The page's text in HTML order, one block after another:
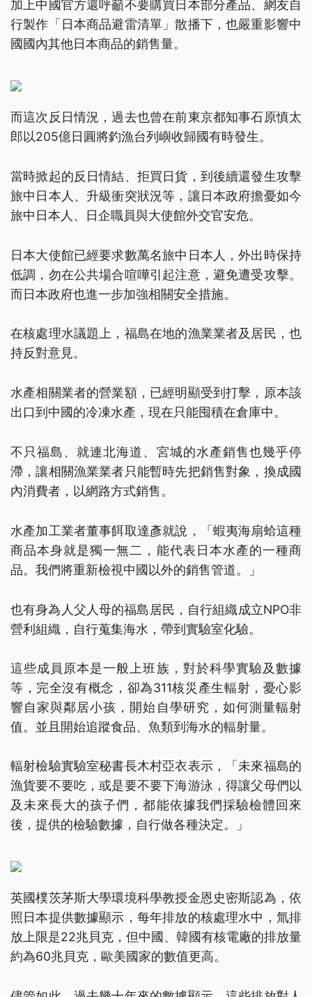
加上中國官方還呼籲不要購買日本部分產品、網友自
行製作「日本商品避雷清單」散播下，也嚴重影響中
國國內其他日本商品的銷售量。
而這次反日情況，過去也曾在前東京都知事石原慎太
郎以205億日圓將釣漁台列嶼收歸國有時發生。
當時掀起的反日情結、拒買日貨，到後續還發生攻擊
旅中日本人、升級衝突狀況等，讓日本政府擔憂如今
旅中日本人、日企職員與大使館外交官安危。
日本大使館已經要求數萬名旅中日本人，外出時保持
低調，勿在公共場合喧嘩引起注意，避免遭受攻擊。
而日本政府也進一步加強相關安全措施。
在核處理水議題上，福島在地的漁業業者及居民，也
持反對意見。
水產相關業者的營業額，已經明顯受到打擊，原本該
出口到中國的冷凍水產，現在只能囤積在倉庫中。
不只福島、就連北海道、宮城的水產銷售也幾乎停
滯，讓相關漁業業者只能暫時先把銷售對象，換成國
內消費者，以網路方式銷售。
水產加工業者董事餌取達彥就說，「蝦夷海扇蛤這種
商品本身就是獨一無二，能代表日本水產的一種商
品。我們將重新檢視中國以外的銷售管道。」
也有身為人父人母的福島居民，自行組織成立NPO非
營利組織，自行蒐集海水，帶到實驗室化驗。
這些成員原本是一般上班族，對於科學實驗及數據
等，完全沒有概念，卻為311核災產生輻射，憂心影
響自家與鄰居小孩，開始自學研究，如何測量輻射
值。並且開始追蹤食品、魚類到海水的輻射量。
輻射檢驗實驗室秘書長木村亞衣表示，「未來福島的
漁貨要不要吃，或是要不要下海游泳，得讓父母們以
及未來長大的孩子們，都能依據我們採驗檢體回來
後，提供的檢驗數據，自行做各種決定。」
英國樸茨茅斯大學環境科學教授金恩史密斯認為，依
照日本提供數據顯示，每年排放的核處理水中，氚排
放上限是22兆貝克，但中國、韓國有核電廠的排放量
約為60兆貝克，歐美國家的數值更高。